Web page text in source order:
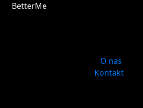
BetterMe
O nas
Kontakt